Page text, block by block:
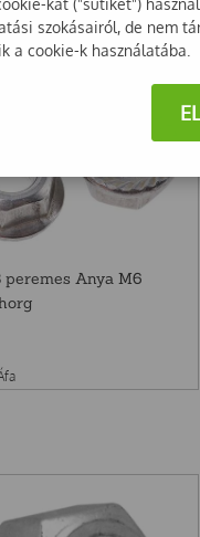
peremes Anya M6
kat ("sütiket")
szokásairól, de nem
a cookie-k használatába.